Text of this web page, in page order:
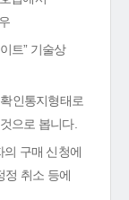
트” 기술상
인통지형태로
으로 봅니다.
구매 신청에
정 취소 등에